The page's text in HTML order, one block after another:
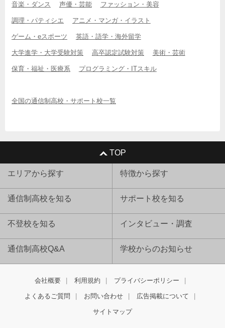
音楽・ダンス 声優・芸能 ファッション・美容
調理・パティシエ アニメ・マンガ・イラスト
ゲーム・eスポーツ 英語・語学・海外留学
大学進学・大学受験対策 高卒認定試験対策 美術・芸術
保育・福祉・医療系 プログラミング・ITスキル
全国の通信制高校・サポート校一覧
TOP
エリアから探す 特徴から探す
通信制高校を知る サポート校を知る
不登校を知る インタビュー・調査
通信制高校Q&A 学校からのお知らせ
会社概要 利用規約 プライバシーポリシー
よくあるご質問 お問い合わせ 広告掲載について
サイトマップ